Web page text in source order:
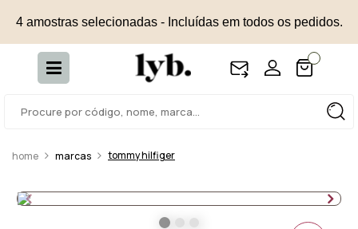
4 amostras selecionadas - Incluídas em todos os pedidos.
marcas tommy hilfiger